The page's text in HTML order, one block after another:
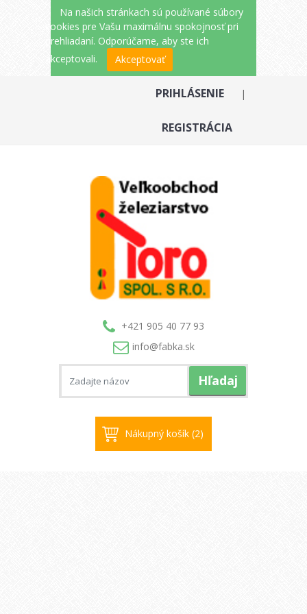
Na našich stránkach sú používané súbory
cookies pre Vašu maximálnu spokojnosť pri
prehliadaní. Odporúčame, aby ste ich
akceptovali.
Akceptovať
PRIHLÁSENIE |
REGISTRÁCIA
+421 905 40 77 93
info@fabka.sk
Hľadaj
Nákupný košík (2)